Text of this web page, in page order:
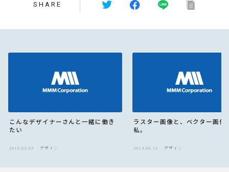
SHARE
こんなデザイナーさんと一緒に働き
たい
2018.03.02 デザイン
ラスター画像と、ベクター画像
私。
2014.08.12 デザイン